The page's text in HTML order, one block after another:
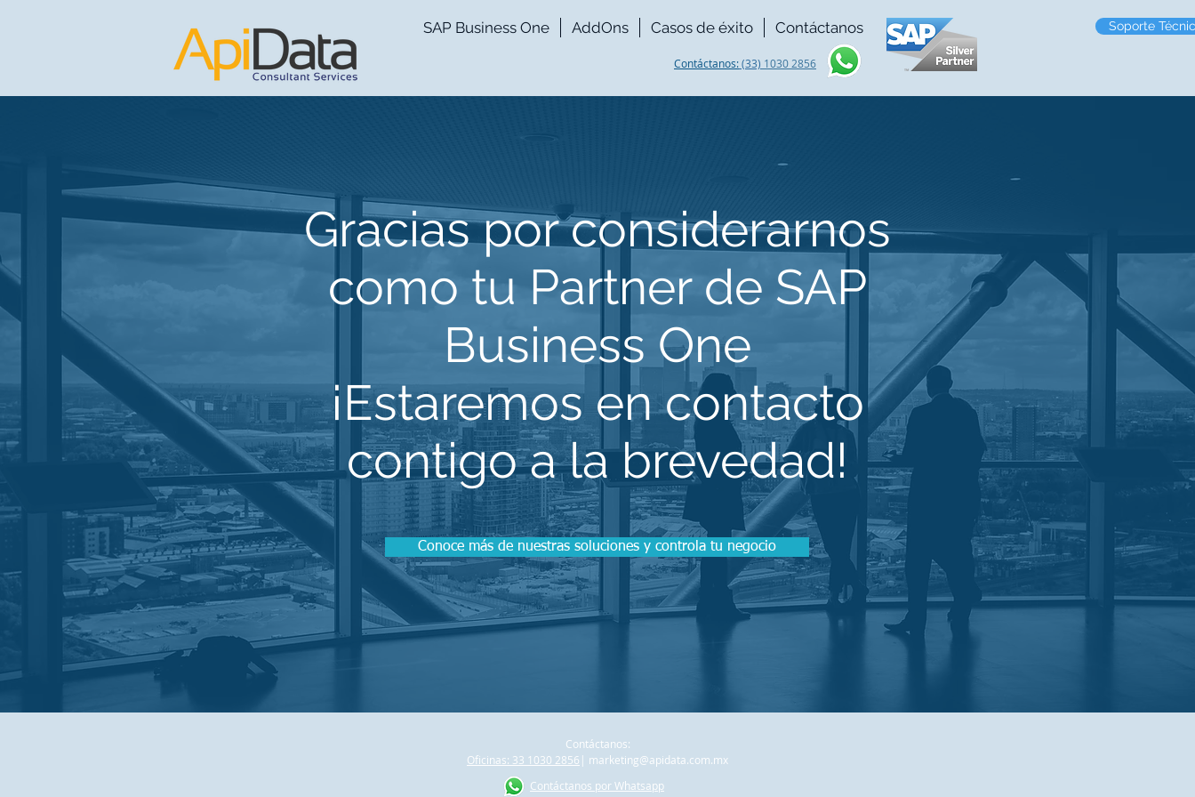
SAP Business One AddOns Casos de éxito Contáctanos
Contáctanos:(33) 1030 2856
Soporte
Gracias por considerarnos
como tu Partner de SAP
Business One
¡Estaremos en contacto
contigo a la brevedad!
Conoce más de nuestras soluciones y controla tu negocio
Contáctanos:
Oficinas: 33 1030 2856 | marketing@apidata.com.mx
Contáctanos por Whatsapp